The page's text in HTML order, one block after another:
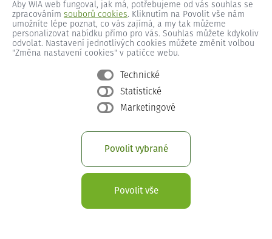
Aby WIA web fungoval, jak má, potřebujeme od vás souhlas se
zpracováním souborů cookies. Kliknutím na Povolit vše nám
umožníte lépe poznat, co vás zajímá, a my tak můžeme
personalizovat nabídku přímo pro vás. Souhlas můžete kdykoliv
odvolat. Nastavení jednotlivých cookies můžete změnit volbou
"Změna nastavení cookies" v patičce webu.
Technické
Statistické
Marketingové
Povolit vybrané
Povolit vše